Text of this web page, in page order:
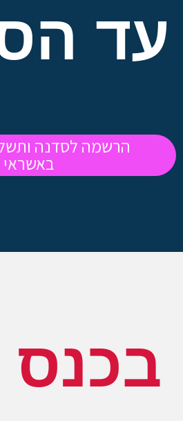
עד
הרשמה לסדנה
באשראי
בכנס